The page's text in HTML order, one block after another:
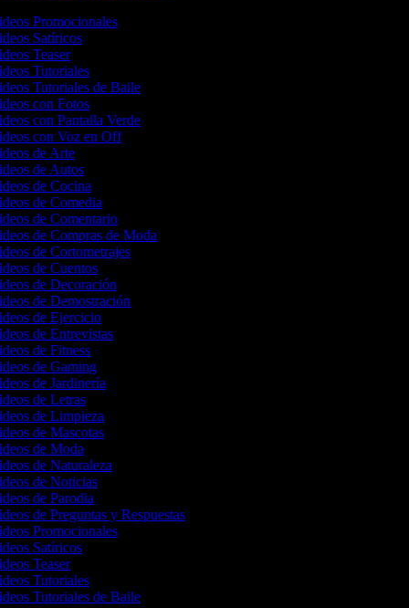
Promocionales
Satíricos
Teaser
Tutoriales
Tutoriales de Baile
con Fotos
con Pantalla Verde
con Voz en Off
de Arte
de Autos
de Cocina
de Comedia
de Comentario
de Compras de Moda
de Cortometrajes
de Cuentos
de Decoración
de Demostración
de Ejercicio
de Entrevistas
de Fitness
de Gaming
de Jardinería
de Letras
de Limpieza
de Mascotas
de Moda
de Naturaleza
de Noticias
de Parodia
de Preguntas y Respuestas
Promocionales
Satíricos
Teaser
Tutoriales
Tutoriales de Baile